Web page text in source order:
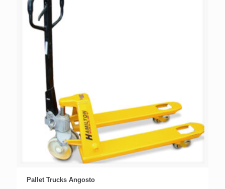
Pallet Trucks Angosto